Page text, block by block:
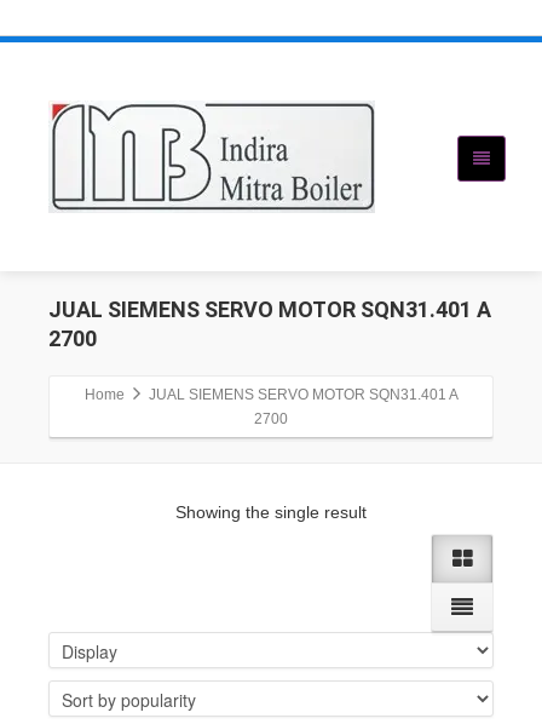
JUAL SIEMENS SERVO MOTOR SQN31.401 A
2700
Home
JUAL SIEMENS SERVO MOTOR SQN31.401 A
2700
Showing the single result